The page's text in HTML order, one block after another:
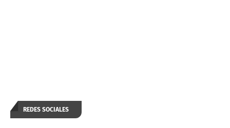
REDES SOCIALES